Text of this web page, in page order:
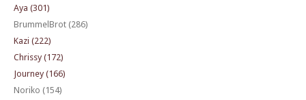
Aya (301)
BrummelBrot (286)
Kazi (222)
Chrissy (172)
Journey (166)
Noriko (154)